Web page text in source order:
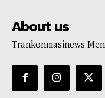
About us
Trankonmasinews